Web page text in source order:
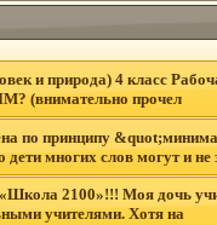
и природа) 4 класс
(внимательно прочел
по принципу
многих слов могут и не
2100»!!! Моя дочь
учителями. Хотя на